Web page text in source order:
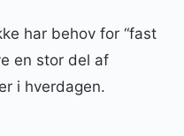
har behov for “fast
en stor del af
i hverdagen.